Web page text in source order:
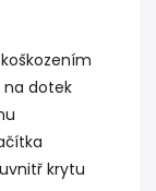
na dotek
krytu